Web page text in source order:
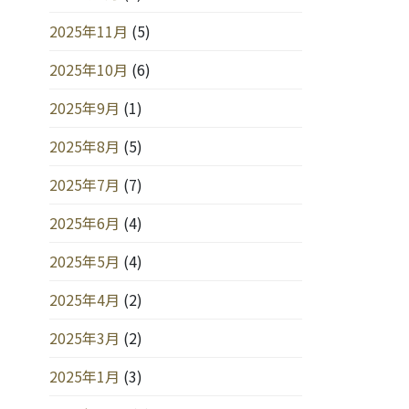
2025年11月 (5)
2025年10月 (6)
2025年9月 (1)
2025年8月 (5)
2025年7月 (7)
2025年6月 (4)
2025年5月 (4)
2025年4月 (2)
2025年3月 (2)
2025年1月 (3)